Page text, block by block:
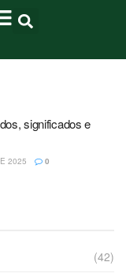
significados e
2025 0
(42)